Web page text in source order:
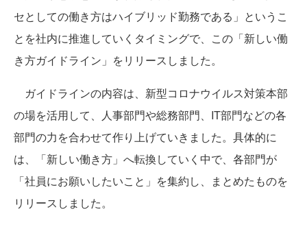
セとしての働き方はハイブリッド勤務である」というこ
とを社内に推進していくタイミングで、この「新しい働
き方ガイドライン」をリリースしました。
ガイドラインの内容は、新型コロナウイルス対策本部
の場を活用して、人事部門や総務部門、IT部門などの各
部門の力を合わせて作り上げていきました。具体的に
は、「新しい働き方」へ転換していく中で、各部門が
「社員にお願いしたいこと」を集約し、まとめたものを
リリースしました。